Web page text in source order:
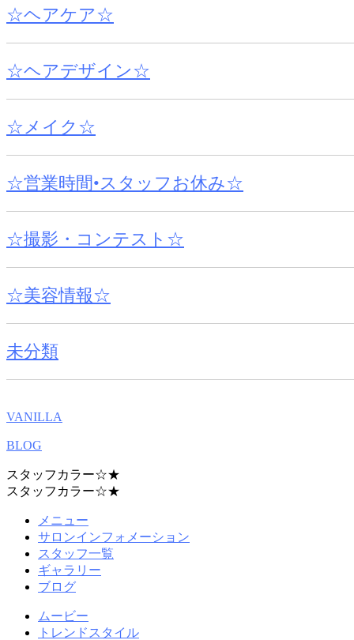
☆ヘアケア☆
☆ヘアデザイン☆
☆メイク☆
☆営業時間•スタッフお休み☆
☆撮影・コンテスト☆
☆美容情報☆
未分類
VANILLA
BLOG
スタッフカラー☆★
スタッフカラー☆★
メニュー
サロンインフォメーション
スタッフ一覧
ギャラリー
ブログ
ムービー
トレンドスタイル